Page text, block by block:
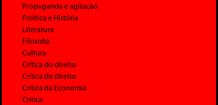
Propaganda e agitação
Política e História
Literatura
Filosofia
Cultura
Crítica do direito
Crítica do direito
Crítica da Economia
Crítica